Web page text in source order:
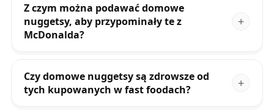
Z czym można podawać domowe
nuggetsy, aby przypominały te z
McDonalda?
Czy domowe nuggetsy są zdrowsze od
tych kupowanych w fast foodach?